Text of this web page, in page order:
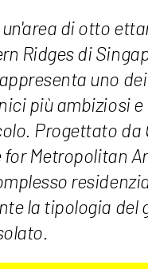
di otto
Ridges di
uno
più ambiziosi
Progettato da
for Metropolitan
la tipologia del